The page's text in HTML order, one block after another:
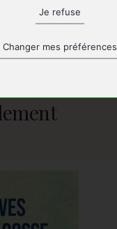
Je refuse
Changer mes préférences